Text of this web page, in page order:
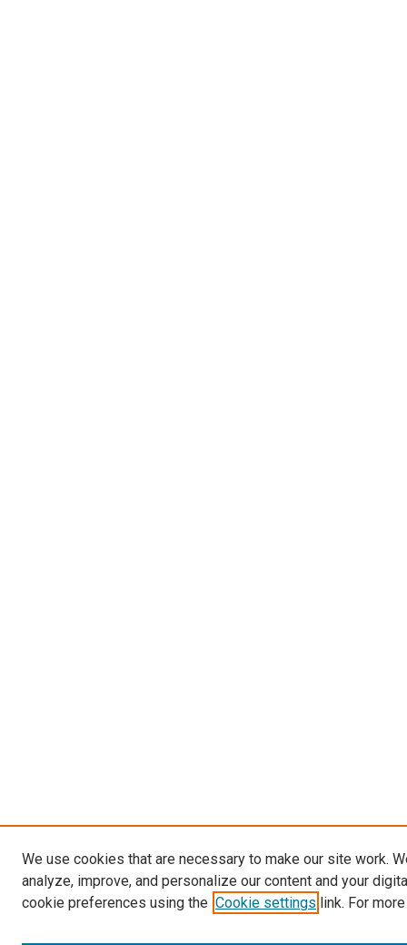
We use cookies that are necessary to make our site work.
analyze, improve, and personalize our content and your
cookie preferences using the Cookie settings link. For